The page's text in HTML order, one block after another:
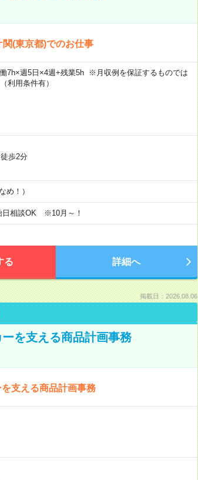
(東京都)でのお仕事
7h×週5日×4週+残業5h ※月収例を保証するものでは
利用条件有）
歩2分
め！）
日相談OK ※10月～！
る 詳細へ
掲載日：2026.08.06
を支える商品計画事務
支える商品計画事務